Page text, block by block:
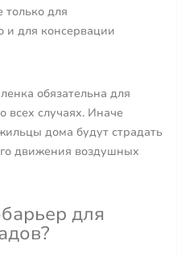
для
и для консервации
обязательна для
всех случаях. Иначе
дома будут страдать
движения воздушных
для